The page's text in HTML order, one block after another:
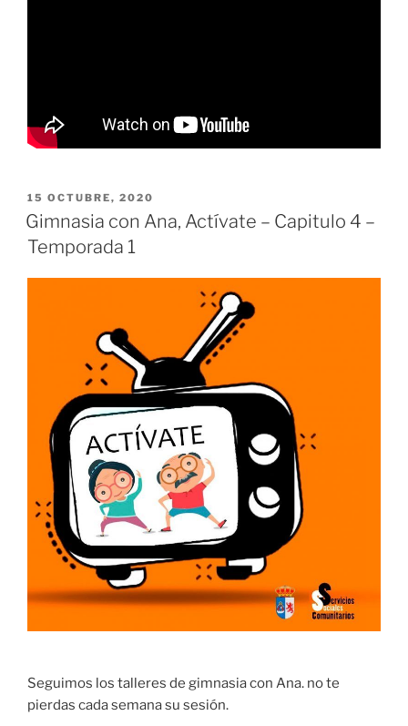
PUBLICADO
EL
15 OCTUBRE, 2020
Gimnasia con Ana, Actívate – Capitulo 4 –
Temporada 1
Seguimos los talleres de gimnasia con Ana. no te
pierdas cada semana su sesión.